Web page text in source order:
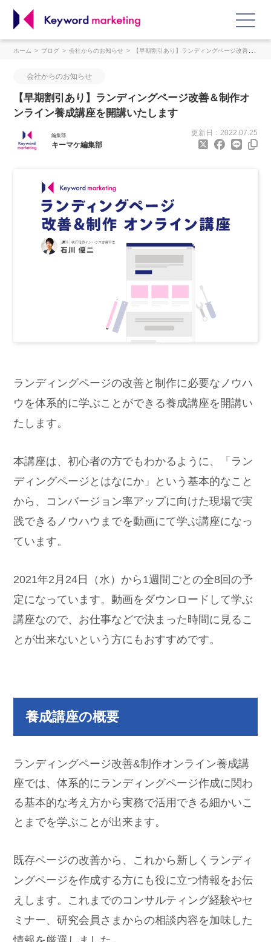
ホーム ブログ 会社からのお知らせ 【早期割引あり】ランディングページ改善＆制作オンライン養成講座を開講いたします
会社からのお知らせ
【早期割引あり】ランディングページ改善＆制作オ
ンライン養成講座を開講いたします
編集部
キーマケ編集部
更新日：2022.07.25
ランディングページの改善と制作に必要なノウハ
ウを体系的に学ぶことができる養成講座を開講い
たします。
本講座は、初心者の方でもわかるように、「ラン
ディングページとはなにか」という基本的なこと
から、コンバージョン率アップに向けた現場で実
践できるノウハウまでを動画にて学ぶ講座になっ
ています。
2021年2月24日（水）から1週間ごとの全8回の予
定になっています。動画をダウンロードして学ぶ
講座なので、お仕事などで決まった時間に見るこ
とが出来ないという方にもおすすめです。
養成講座の概要
ランディングページ改善&制作オンライン養成講
座では、体系的にランディングページ作成に関わ
る基本的な考え方から実務で活用できる細かいこ
とまでを学ぶことが出来ます。
既存ページの改善から、これから新しくランディ
ングページを作成する方にも役に立つ情報をお伝
えします。これまでのコンサルティング経験やセ
ミナー、研究会員さまからの相談内容を加味した